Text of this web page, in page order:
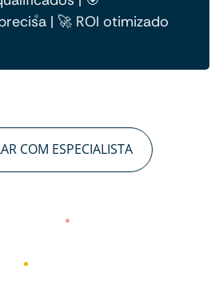
| 🚀 ROI otimizado
COM ESPECIALISTA